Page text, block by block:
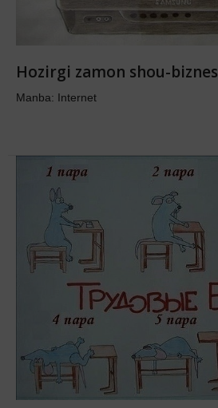
Hozirgi zamon shou-biznes
Manba: Internet